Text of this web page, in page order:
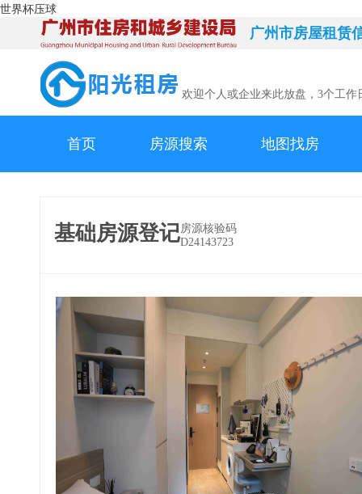
世界杯压球
广州市房屋租赁
欢迎个人或企业来此放盘，3个工作
首页 房源搜索 地图找房
基础房源登记房源核验码
D24143723